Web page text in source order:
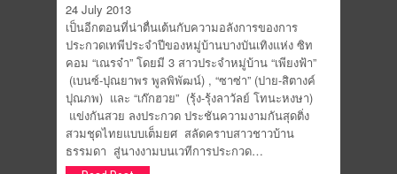
24 July 2013
เป็นอีกตอนที่น่าตื่นเต้นกับความอลังการของการ
ประกวดเทพีประจำปีของหมู่บ้านบางบันเทิงแห่ง ซิท
คอม “เณรจ๋า” โดยมี 3 สาวประจำหมู่บ้าน “เพียงฟ้า”
(เบนซ์-ปุณยาพร พูลพิพัฒน์) , “ซาซ่า” (ปาย-สิตางค์
ปุณภพ) และ “เก๊กฮวย” (รุ้ง-รุ้งลาวัลย์ โทนะหงษา)
แข่งกันสวย ลงประกวด ประชันความงามกันสุดติ่ง
สวมชุดไทยแบบเต็มยศ สลัดคราบสาวชาวบ้าน
ธรรมดา สู่นางงามบนเวทีการประกวด…